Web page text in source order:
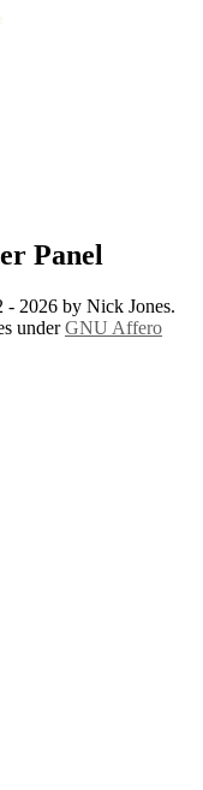
Panel
2026 by Nick Jones.
underGNU Affero